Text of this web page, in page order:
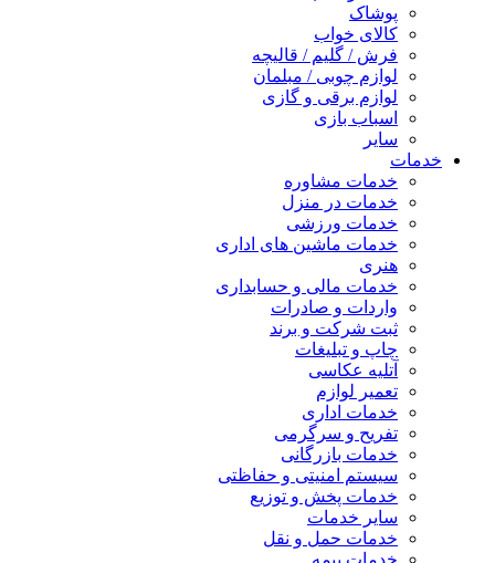
پوشاک
کالای خواب
فرش / گلیم / قالیچه
لوازم چوبی / مبلمان
لوازم برقی و گازی
اسباب بازی
سایر
خدمات
خدمات مشاوره
خدمات در منزل
خدمات ورزشی
خدمات ماشین های اداری
هنری
خدمات مالی و حسابداری
واردات و صادرات
ثبت شرکت و برند
چاپ و تبلیغات
آتلیه عکاسی
تعمیر لوازم
خدمات اداری
تفریح و سرگرمی
خدمات بازرگانی
سیستم امنیتی و حفاظتی
خدمات پخش و توزیع
سایر خدمات
خدمات حمل و نقل